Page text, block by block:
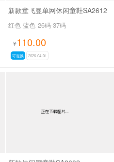
新款童飞曼单网休闲童鞋SA2612
红色 蓝色 26码-37码
¥110.00
可退换 2026-04-01